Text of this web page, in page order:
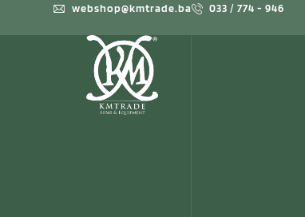
webshop@kmtrade.ba 033 / 774 - 946